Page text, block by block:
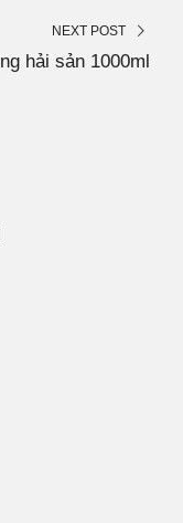
NEXT POST
hải sản 1000ml